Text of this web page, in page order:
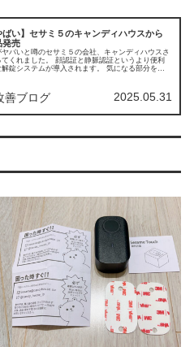
ばい】セサミ５のキャンディハウスから
発売
バいと噂のセサミ５の会社、キャンディハウスさ
てくれました。 顔認証と静脈認証というより便利
錠システムが導入されます。 気になる部分をし
善ブログ 2025.05.31